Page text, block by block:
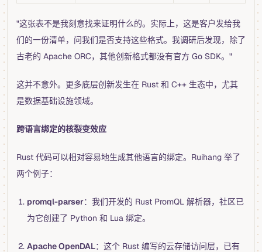
"这张表不是我刻意找来证明什么的。实际上，这是客户发给我
们的一份清单，问我们是否支持这些格式。我调研后发现，除了
古老的 Apache ORC，其他创新格式都没有官方 Go SDK。"
这并不意外。更多底层创新发生在 Rust 和 C++ 生态中，尤其
是数据基础设施领域。
跨语言绑定的核裂变效应
Rust 代码可以相对容易地生成其他语言的绑定。Ruihang 举了
两个例子：
promql-parser：我们开发的 Rust PromQL 解析器，社区已
为它创建了 Python 和 Lua 绑定。
Apache OpenDAL：这个 Rust 编写的云存储访问层，已有